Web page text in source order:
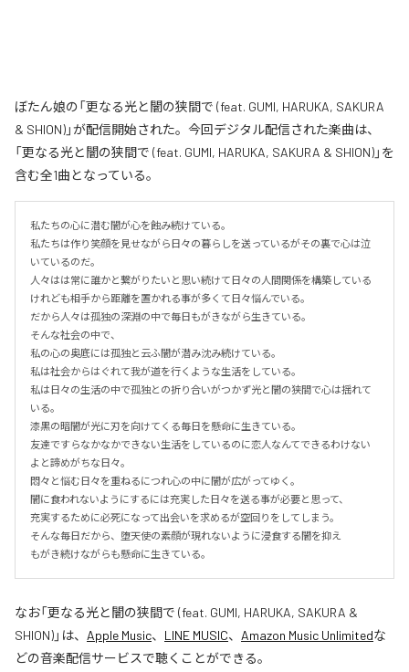
ぼたん娘の「更なる光と闇の狭間で (feat. GUMI, HARUKA, SAKURA
& SHION)」が配信開始された。今回デジタル配信された楽曲は、
「更なる光と闇の狭間で (feat. GUMI, HARUKA, SAKURA & SHION)」を
含む全1曲となっている。
私たちの心に潜む闇が心を蝕み続けている。
私たちは作り笑顔を見せながら日々の暮らしを送っているがその裏で心は泣
いているのだ。
人々はは常に誰かと繋がりたいと思い続けて日々の人間関係を構築している
けれども相手から距離を置かれる事が多くて日々悩んでいる。
だから人々は孤独の深淵の中で毎日もがきながら生きている。
そんな社会の中で、
私の心の奥底には孤独と云ふ闇が潜み沈み続けている。
私は社会からはぐれて我が道を行くような生活をしている。
私は日々の生活の中で孤独との折り合いがつかず光と闇の狭間で心は揺れて
いる。
漆黒の暗闇が光に刃を向けてくる毎日を懸命に生きている。
友達ですらなかなかできない生活をしているのに恋人なんてできるわけない
よと諦めがちな日々。
悶々と悩む日々を重ねるにつれ心の中に闇が広がってゆく。
闇に食われないようにするには充実した日々を送る事が必要と思って、
充実するために必死になって出会いを求めるが空回りをしてしまう。
そんな毎日だから、堕天使の素顔が現れないように浸食する闇を抑え
もがき続けながらも懸命に生きている。
なお「更なる光と闇の狭間で (feat. GUMI, HARUKA, SAKURA &
SHION)」は、 Apple Music、 LINE MUSIC、 Amazon Music Unlimitedな
どの音楽配信サービスで聴くことができる。